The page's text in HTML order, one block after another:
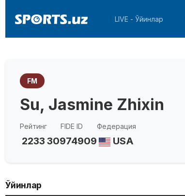
LIVE - Ўйинлар
FM
Su, Jasmine Zhixin
Рейтинг
2233
FIDE ID
30974909
Федерация
USA
Ўйинлар